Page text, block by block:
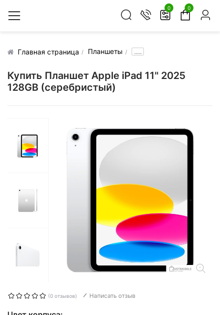
0 0
Главная страница Планшеты .....
Купить Планшет Apple iPad 11" 2025
128GB (серебристый)
(0 отзывов) Написать отзыв